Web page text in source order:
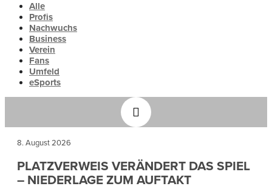
Alle
Profis
Nachwuchs
Business
Verein
Fans
Umfeld
eSports
8. August 2026
PLATZVERWEIS VERÄNDERT DAS SPIEL
– NIEDERLAGE ZUM AUFTAKT